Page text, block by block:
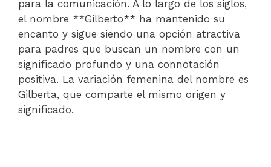
para la comunicación. A lo largo de los siglos,
el nombre **Gilberto** ha mantenido su
encanto y sigue siendo una opción atractiva
para padres que buscan un nombre con un
significado profundo y una connotación
positiva. La variación femenina del nombre es
Gilberta, que comparte el mismo origen y
significado.